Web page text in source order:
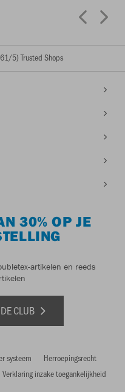
/5) Trusted Shops
30% OP JE
artikelen en reeds
CLUB
systeem
Herroepingsrecht
Verklaring inzake toegankelijkheid